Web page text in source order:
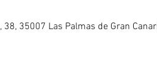
38, 35007 Las Palmas de Gran